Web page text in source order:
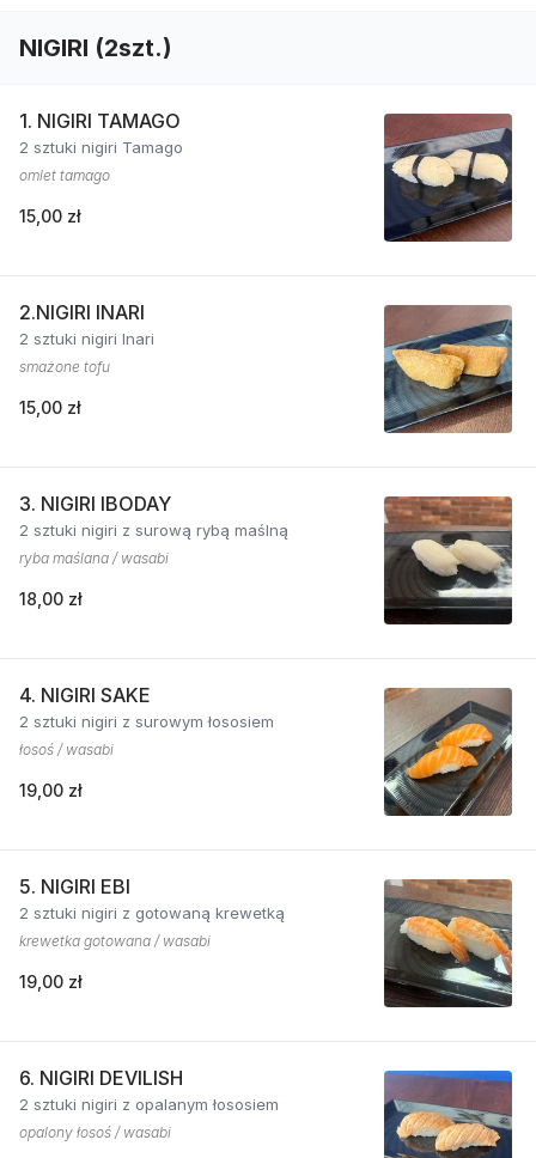
NIGIRI (2szt.)
1. NIGIRI TAMAGO
2 sztuki nigiri Tamago
omlet tamago
15,00 zł
2.NIGIRI INARI
2 sztuki nigiri Inari
smażone tofu
15,00 zł
3. NIGIRI IBODAY
2 sztuki nigiri z surową rybą maślną
ryba maślana / wasabi
18,00 zł
4. NIGIRI SAKE
2 sztuki nigiri z surowym łososiem
łosoś / wasabi
19,00 zł
5. NIGIRI EBI
2 sztuki nigiri z gotowaną krewetką
krewetka gotowana / wasabi
19,00 zł
6. NIGIRI DEVILISH
2 sztuki nigiri z opalanym łososiem
opalony łosoś / wasabi